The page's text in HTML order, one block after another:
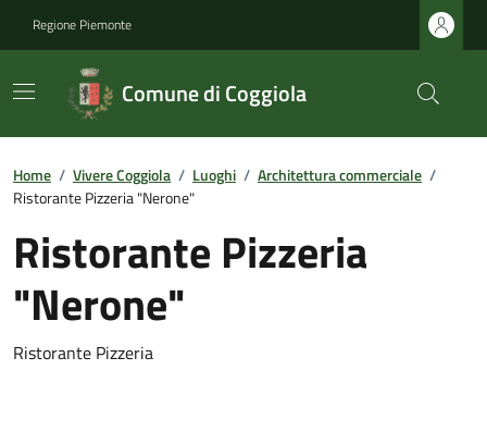
Regione Piemonte
Comune di Coggiola
Home / Vivere Coggiola / Luoghi / Architettura commerciale /
Ristorante Pizzeria "Nerone"
Ristorante Pizzeria
"Nerone"
Ristorante Pizzeria